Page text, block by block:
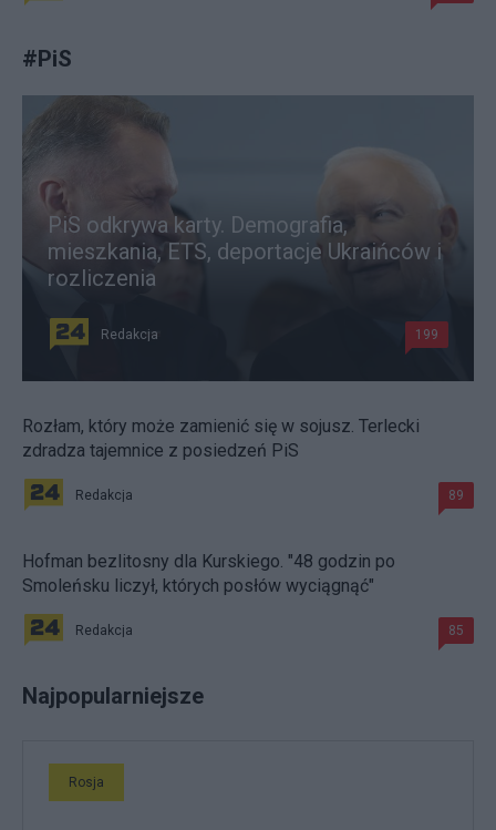
#PiS
PiS odkrywa karty. Demografia,
mieszkania, ETS, deportacje Ukraińców i
rozliczenia
Redakcja 199
Rozłam, który może zamienić się w sojusz. Terlecki
zdradza tajemnice z posiedzeń PiS
Redakcja 89
Hofman bezlitosny dla Kurskiego. "48 godzin po
Smoleńsku liczył, których posłów wyciągnąć"
Redakcja 85
Najpopularniejsze
Rosja